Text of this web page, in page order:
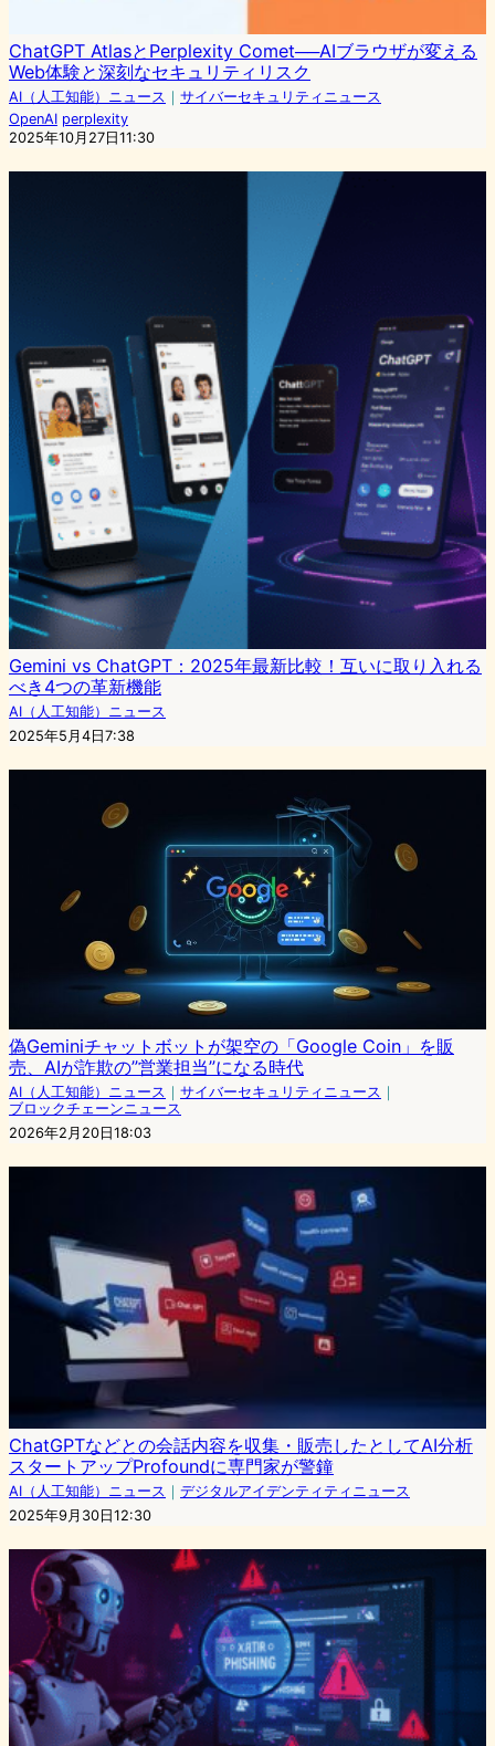
ChatGPT AtlasとPerplexity Comet──AIブラウザが変える
Web体験と深刻なセキュリティリスク
AI（人工知能）ニュース ｜ サイバーセキュリティニュース
OpenAI perplexity
2025年10月27日11:30
Gemini vs ChatGPT：2025年最新比較！互いに取り入れる
べき4つの革新機能
AI（人工知能）ニュース
2025年5月4日7:38
偽Geminiチャットボットが架空の「Google Coin」を販
売、AIが詐欺の”営業担当”になる時代
AI（人工知能）ニュース ｜ サイバーセキュリティニュース ｜
ブロックチェーンニュース
2026年2月20日18:03
ChatGPTなどとの会話内容を収集・販売したとしてAI分析
スタートアップProfoundに専門家が警鐘
AI（人工知能）ニュース ｜ デジタルアイデンティティニュース
2025年9月30日12:30